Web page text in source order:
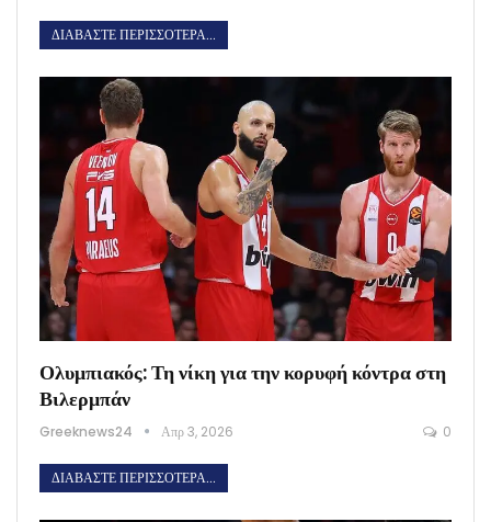
ΔΙΑΒΆΣΤΕ ΠΕΡΙΣΣΌΤΕΡΑ...
Ολυμπιακός: Τη νίκη για την κορυφή κόντρα στη
Βιλερμπάν
Greeknews24 Απρ 3, 2026 0
ΔΙΑΒΆΣΤΕ ΠΕΡΙΣΣΌΤΕΡΑ...